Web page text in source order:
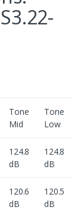
Tone
Mid
Tone
Low
124.8
dB
124.8
dB
120.6
dB
120.5
dB